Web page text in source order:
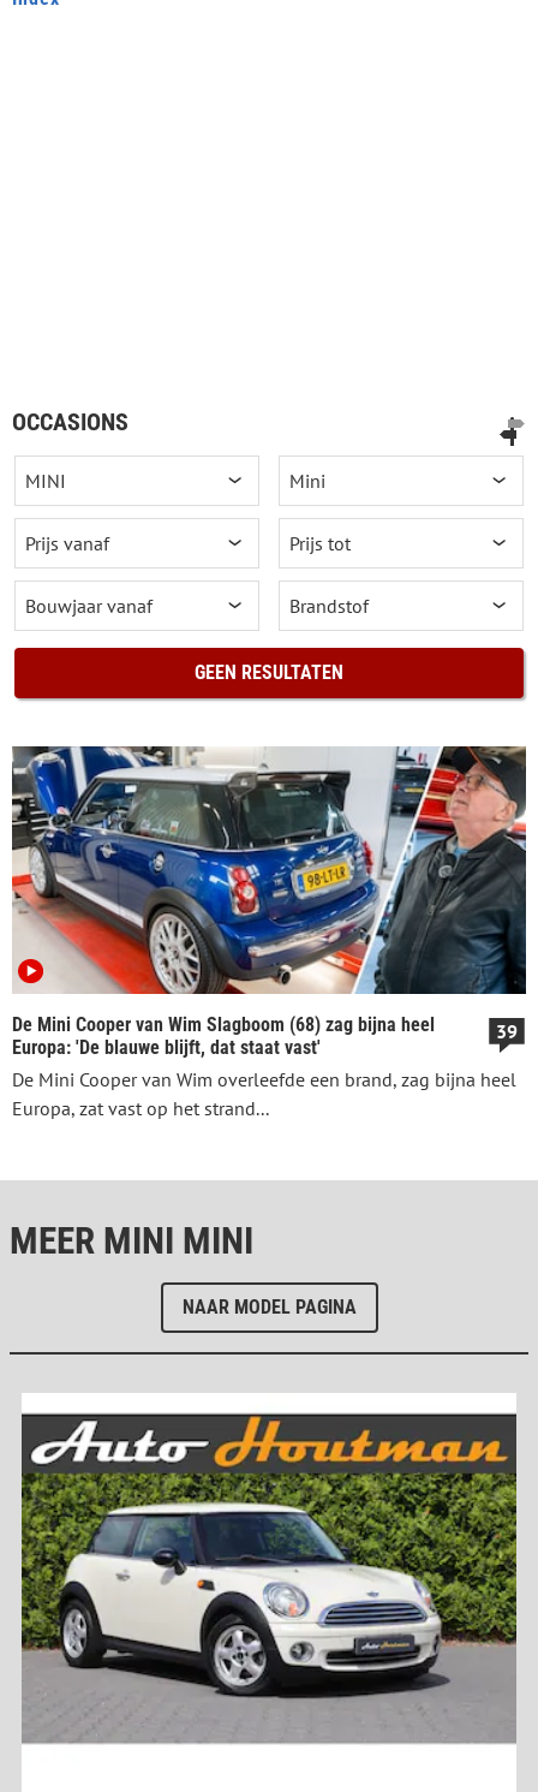
OCCASIONS
GEEN RESULTATEN
De Mini Cooper van Wim Slagboom (68) zag bijna heel
Europa: 'De blauwe blijft, dat staat vast'
39
De Mini Cooper van Wim overleefde een brand, zag bijna heel
Europa, zat vast op het strand...
MEER MINI MINI
NAAR MODEL PAGINA